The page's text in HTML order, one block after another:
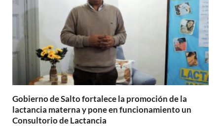
Gobierno de Salto fortalece la promoción de la
lactancia materna y pone en funcionamiento un
Consultorio de Lactancia